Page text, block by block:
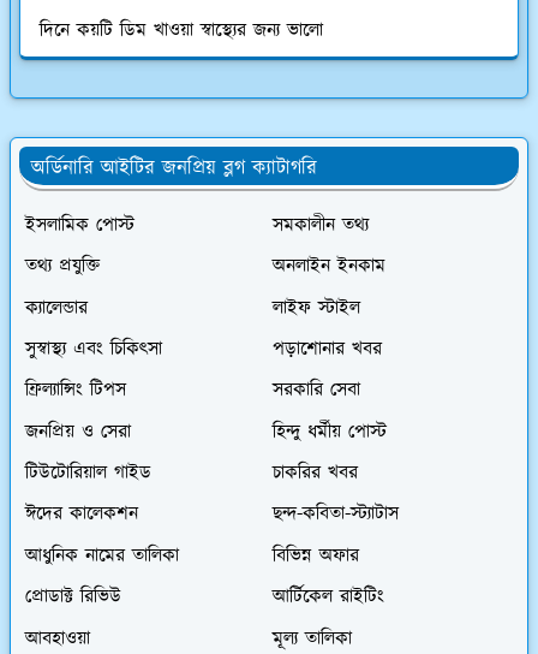
দিনে কয়টি ডিম খাওয়া স্বাস্থ্যের জন্য ভালো
অর্ডিনারি আইটির জনপ্রিয় ব্লগ ক্যাটাগরি
ইসলামিক পোস্ট
সমকালীন তথ্য
তথ্য প্রযুক্তি
অনলাইন ইনকাম
ক্যালেন্ডার
লাইফ স্টাইল
সুস্বাস্থ্য এবং চিকিৎসা
পড়াশোনার খবর
ফ্রিল্যান্সিং টিপস
সরকারি সেবা
জনপ্রিয় ও সেরা
হিন্দু ধর্মীয় পোস্ট
টিউটোরিয়াল গাইড
চাকরির খবর
ঈদের কালেকশন
ছন্দ-কবিতা-স্ট্যাটাস
আধুনিক নামের তালিকা
বিভিন্ন অফার
প্রোডাক্ট রিভিউ
আর্টিকেল রাইটিং
আবহাওয়া
মূল্য তালিকা